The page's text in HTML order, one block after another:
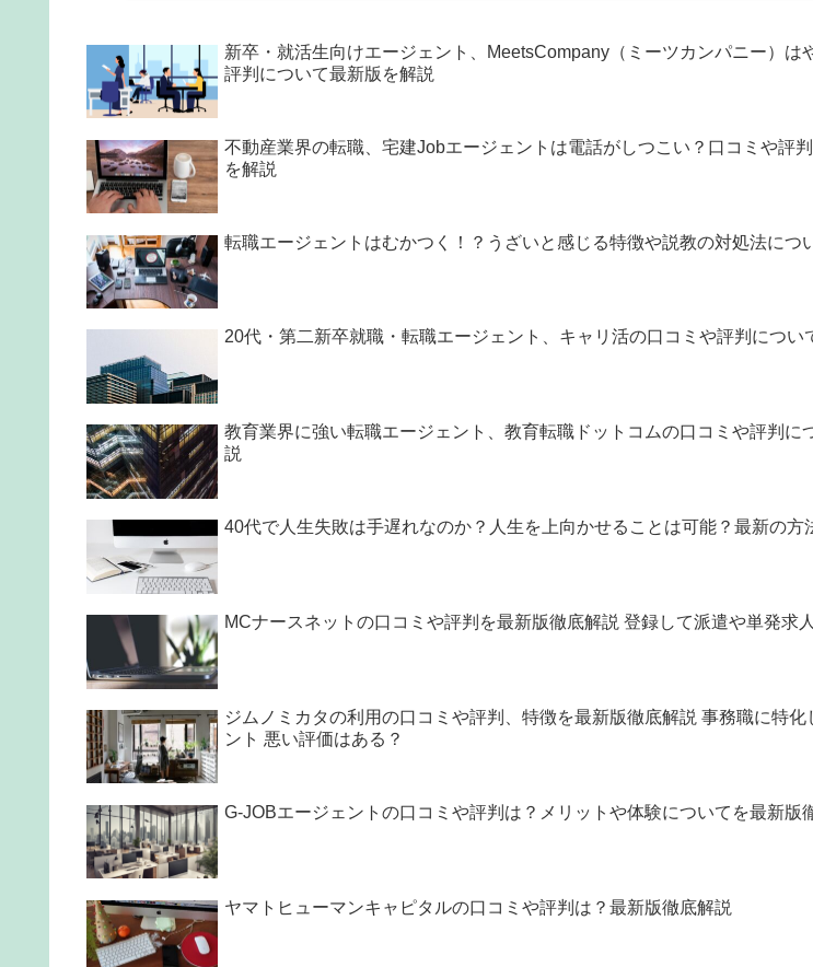
新卒・就活生向けエージェント、MeetsCompany（ミーツカンパニー）は
評判について最新版を解説
不動産業界の転職、宅建Jobエージェントは電話がしつこい？口コミや評
を解説
転職エージェントはむかつく！？うざいと感じる特徴や説教の対処法につ
20代・第二新卒就職・転職エージェント、キャリ活の口コミや評判につい
教育業界に強い転職エージェント、教育転職ドットコムの口コミや評判に
説
40代で人生失敗は手遅れなのか？人生を上向かせることは可能？最新の方
MCナースネットの口コミや評判を最新版徹底解説 登録して派遣や単発求
ジムノミカタの利用の口コミや評判、特徴を最新版徹底解説 事務職に特化
ント 悪い評価はある？
G-JOBエージェントの口コミや評判は？メリットや体験についてを最新版
ヤマトヒューマンキャピタルの口コミや評判は？最新版徹底解説